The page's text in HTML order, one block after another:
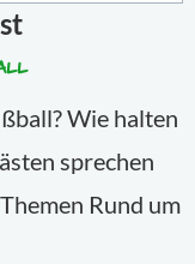
Wie halten
sprechen
Rund um